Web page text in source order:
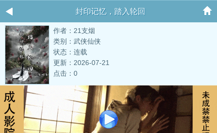
封印记忆，踏入轮回
作者：21支烟
类别：武侠仙侠
状态：连载
更新：2026-07-21
点击：0